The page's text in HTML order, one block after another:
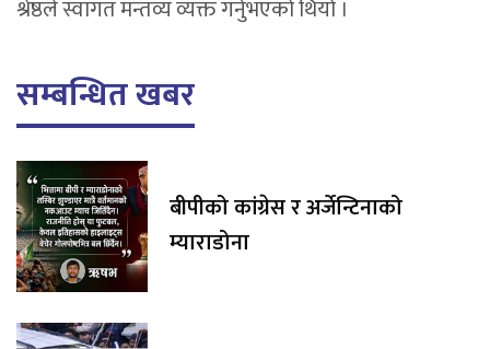
श्रेष्ठले स्वागत मन्तव्य व्यक्त गर्नुभएको थियो ।
सम्बन्धित खबर
बीपीको कांग्रेस र अर्जेन्टिनाको
म्याराडोना